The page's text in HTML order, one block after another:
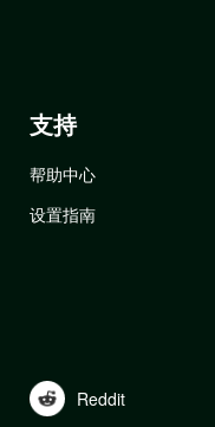
支持
帮助中心
设置指南
Reddit